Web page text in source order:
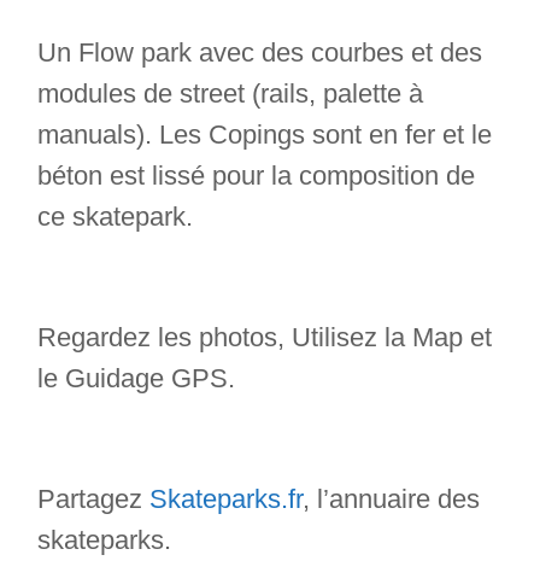
Un Flow park avec des courbes et des
modules de street (rails, palette à
manuals). Les Copings sont en fer et le
béton est lissé pour la composition de
ce skatepark.
Regardez les photos, Utilisez la Map et
le Guidage GPS.
Partagez Skateparks.fr, l’annuaire des
skateparks.